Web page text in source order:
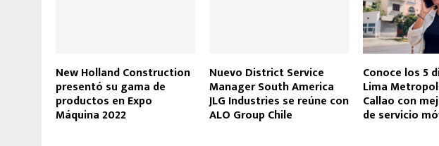
New Holland Construction
presentó su gama de
productos en Expo
Máquina 2022
Nuevo District Service
Manager South America
JLG Industries se reúne con
ALO Group Chile
Conoce los 5
Lima
Callao con
de servicio